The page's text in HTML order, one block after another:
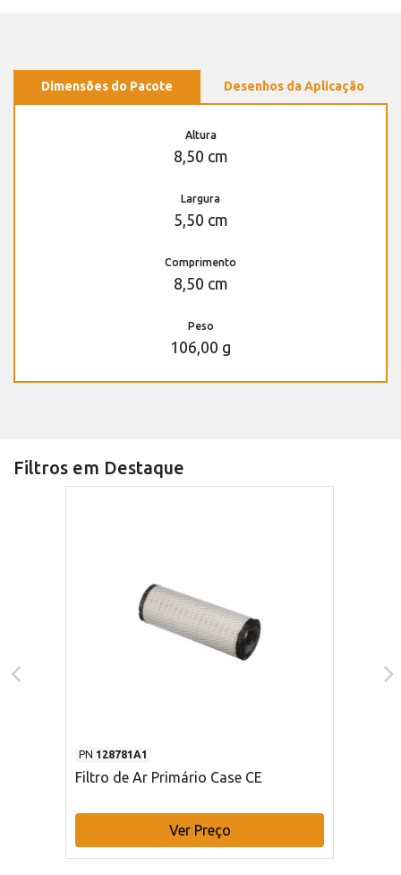
Dimensões do Pacote Desenhos da Aplicação
Altura
8,50 cm
Largura
5,50 cm
Comprimento
8,50 cm
Peso
106,00 g
Filtros em Destaque
PN 128781A1
Filtro de Ar Primário Case CE
Ver Preço